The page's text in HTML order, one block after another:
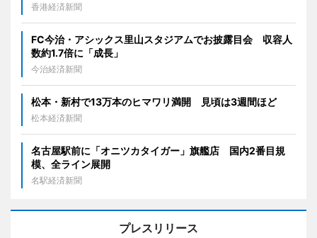
香港経済新聞
FC今治・アシックス里山スタジアムでお披露目会 収容人
数約1.7倍に「成長」
今治経済新聞
松本・新村で13万本のヒマワリ満開 見頃は3週間ほど
松本経済新聞
名古屋駅前に「オニツカタイガー」旗艦店 国内2番目規
模、全ライン展開
名駅経済新聞
プレスリリース